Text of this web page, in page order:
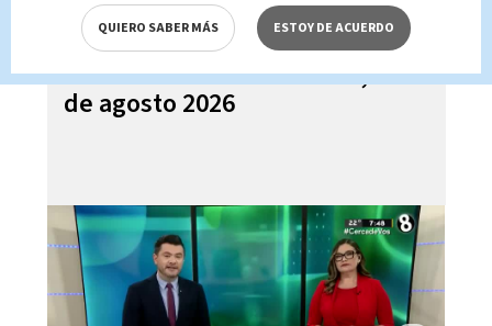
Noticias Telediario Estelar, 05
de agosto 2026
QUIERO SABER MÁS ESTOY DE ACUERDO